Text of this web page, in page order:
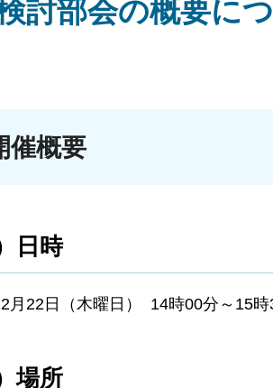
討部会の概要に
催概要
日時
月22日（木曜日） 14時00分～15時
場所